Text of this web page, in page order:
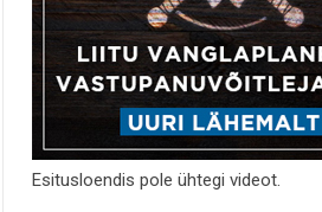
Esitusloendis pole ühtegi videot.